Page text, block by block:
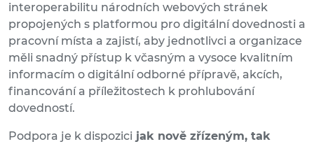
interoperabilitu národních webových stránek
propojených s platformou pro digitální dovednosti a
pracovní místa a zajistí, aby jednotlivci a organizace
měli snadný přístup k včasným a vysoce kvalitním
informacím o digitální odborné přípravě, akcích,
financování a příležitostech k prohlubování
dovedností.
Podpora je k dispozici jak nově zřízeným, tak